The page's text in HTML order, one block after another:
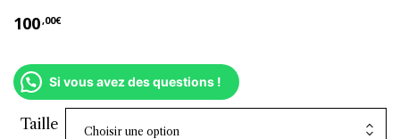
100,00€
Si vous avez des questions !
Taille Choisir une option